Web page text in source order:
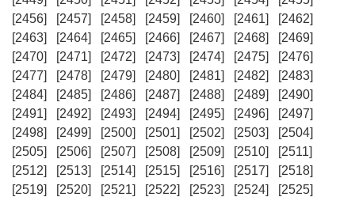
[2456]
[2457] [2458] [2459] [2460] [2461]
[2462]
[2463]
[2464] [2465] [2466] [2467] [2468]
[2469]
[2470]
[2471] [2472] [2473] [2474] [2475]
[2476]
[2477]
[2478] [2479] [2480] [2481] [2482]
[2483]
[2484]
[2485] [2486] [2487] [2488] [2489]
[2490]
[2491]
[2492] [2493] [2494] [2495] [2496]
[2497]
[2498]
[2499] [2500] [2501] [2502] [2503]
[2504]
[2505]
[2506] [2507] [2508] [2509] [2510]
[2511]
[2512]
[2513] [2514] [2515] [2516] [2517]
[2518]
[2519]
[2520] [2521] [2522] [2523] [2524]
[2525]